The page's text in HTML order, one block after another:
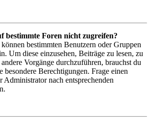
bestimmte Foren nicht zugreifen?
bestimmten Benutzern oder Gruppen
Um diese einzusehen, Beiträge zu lesen, zu
Vorgänge durchzuführen, brauchst du
besondere Berechtigungen. Frage einen
Administrator nach entsprechenden